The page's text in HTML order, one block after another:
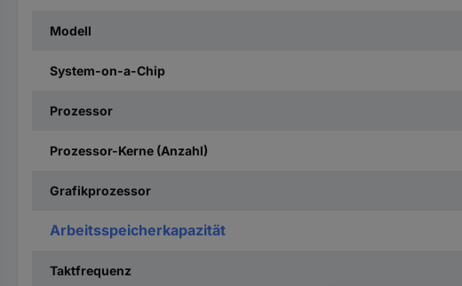
Modell
System-on-a-Chip
Prozessor
Prozessor-Kerne (Anzahl)
Grafikprozessor
Arbeitsspeicherkapazität
Taktfrequenz